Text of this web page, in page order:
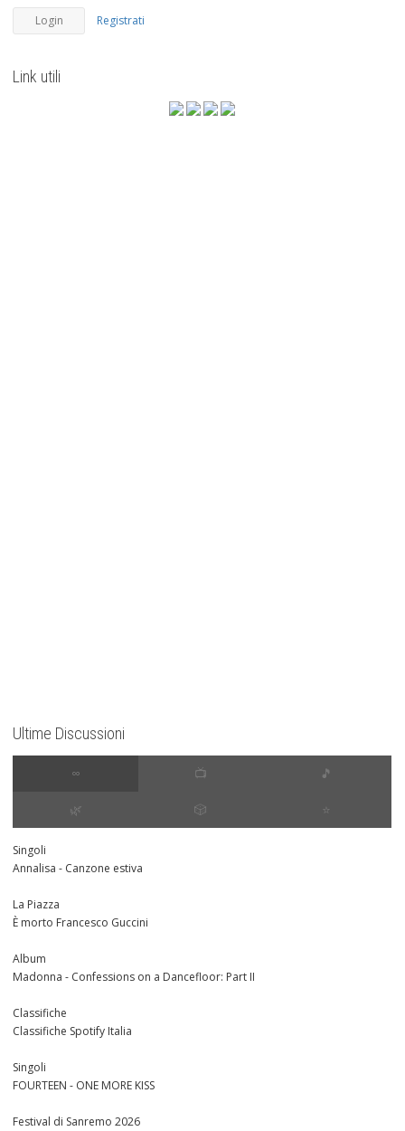
Registrati
Link utili
Ultime Discussioni
∞ 📺 🎵
🌿 🎲 ⭐️
Singoli
Annalisa - Canzone estiva
La Piazza
È morto Francesco Guccini
Album
Madonna - Confessions on a Dancefloor: Part II
Classifiche
Classifiche Spotify Italia
Singoli
FOURTEEN - ONE MORE KISS
Festival di Sanremo 2026